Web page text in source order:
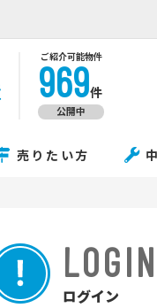
ご紹介可能物件
969件
公開中
売りたい方
LOGIN
ログイン